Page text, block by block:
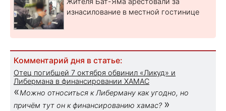
изнасилование в местной гостинице
Комментарий дня в статье:
Отец погибшей 7 октября обвинил «Ликуд» и
Либермана в финансировании ХАМАС
«Можно относиться к Либерману как угодно, но
причём тут он к финансированию хамас? »